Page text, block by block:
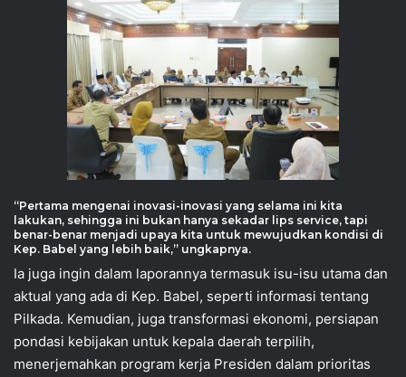
“Pertama mengenai inovasi-inovasi yang selama ini kita
lakukan, sehingga ini bukan hanya sekadar lips service, tapi
benar-benar menjadi upaya kita untuk mewujudkan kondisi di
Kep. Babel yang lebih baik,” ungkapnya.
Ia juga ingin dalam laporannya termasuk isu-isu utama dan
aktual yang ada di Kep. Babel, seperti informasi tentang
Pilkada. Kemudian, juga transformasi ekonomi, persiapan
pondasi kebijakan untuk kepala daerah terpilih,
menerjemahkan program kerja Presiden dalam prioritas